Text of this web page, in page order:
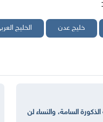
خليج عدن الخليج
السامة، والنساء لن